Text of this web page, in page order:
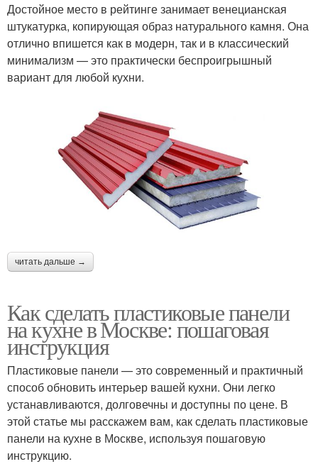
Достойное место в рейтинге занимает венецианская
штукатурка, копирующая образ натурального камня. Она
отлично впишется как в модерн, так и в классический
минимализм — это практически беспроигрышный
вариант для любой кухни.
читать дальше →
Как сделать пластиковые панели
на кухне в Москве: пошаговая
инструкция
Пластиковые панели — это современный и практичный
способ обновить интерьер вашей кухни. Они легко
устанавливаются, долговечны и доступны по цене. В
этой статье мы расскажем вам, как сделать пластиковые
панели на кухне в Москве, используя пошаговую
инструкцию.